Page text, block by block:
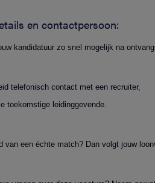
en contactpersoon:
kandidatuur zo snel mogelijk na
telefonisch contact met een recruiter,
toekomstige leidinggevende.
van een échte match? Dan volgt jouw